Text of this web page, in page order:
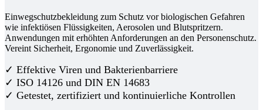
Einwegschutzbekleidung zum Schutz vor biologischen Gefahren
wie infektiösen Flüssigkeiten, Aerosolen und Blutspritzern.
Anwendungen mit erhöhten Anforderungen an den Personenschutz.
Vereint Sicherheit, Ergonomie und Zuverlässigkeit.
✓ Effektive Viren und Bakterienbarriere
✓ ISO 14126 und DIN EN 14683
✓ Getestet, zertifiziert und kontinuierliche Kontrollen